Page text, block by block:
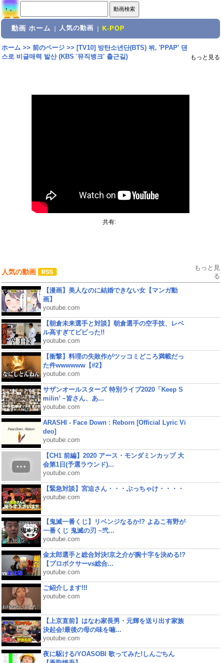
動画 ホーム 人気の動画 K-POP
ホーム>> 前のページ>> [TV10] 방탄소년단(BTS) 뷔, 'PPAP' 댄
스로 비글매력 발산 (KBS '뮤직뱅크' 출근길)
もっと見る
共有:
人気の動画
もっと見
る
【漫画】美人なのに結婚できない女【マンガ動
画】
youtube.com
【朝倉未来選手と対談】朝倉選手の空手技、レベ
ル高すぎてビビった!!
youtube.com
【衝撃】料理の失敗作がツッコミどころ満載だっ
た件wwwwww【#2】
youtube.com
サザンオールスターズ 特別ライブ2020「Keep S
milin’ ~皆さん、あ...
youtube.com
ARASHI - Face Down : Reborn [Official Lyric Vi
deo]
youtube.com
【CH1 前編】2020 アース・モンダミンカップ 大
会第1日(予選ラウンド)...
youtube.com
【緊急対談】宮迫さん・・・ぶっちゃけ・・・・
youtube.com
【鬼滅一番くじ】リベンジなるか!? よゐこ有野が
一番くじ 鬼滅の刃 ~弐...
youtube.com
金太郎選手と総合対決!京之介が腕十字を決める!?
【プロボクサーvs総合...
youtube.com
ご紹介します!!!
youtube.com
【上京直前】はなわ家長男・元輝を送り出す家族
決起会!最後の母の味を噛...
youtube.com
夜に駆ける/YOASOBI 歌ってみた!しんごちん